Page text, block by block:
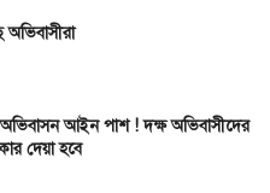
অভিবাসীরা
অভিবাসন আইন পাশ ! দক্ষ অভিবাসীদের
দেয়া হবে